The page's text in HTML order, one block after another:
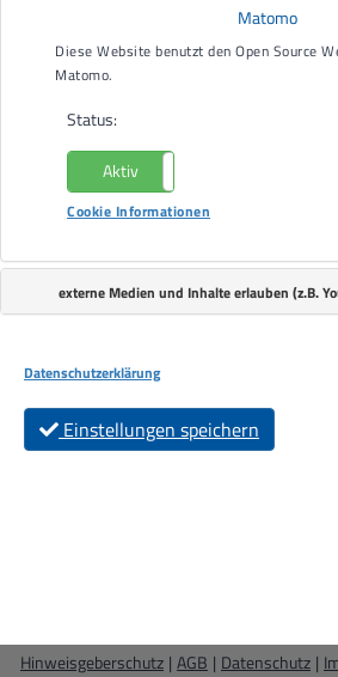
Bitte habe etwas Geduld, wir werden
uns in Kürze bei Dir
Mit freundlichen
WIR ÜBER UNS
Leitbild
Kontakt
KARRIERE
Stellenangebote
Ausbildung
Hinweisgeberschutz | AGB | Datenschutz |
Matomo
Diese Website benutzt den Open Source
Matomo.
Status:
Aktiv
Cookie Informationen
externe Medien und Inhalte erlauben (z.B.
Datenschutzerklärung
Einstellungen speichern